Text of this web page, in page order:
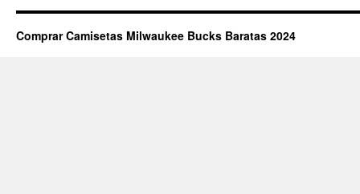
Comprar Camisetas Milwaukee Bucks Baratas 2024